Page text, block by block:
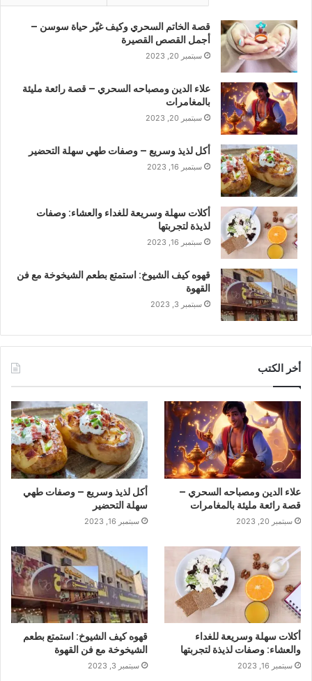
قصة الخاتم السحري وكيف غيّر حياة سوسن –
أجمل القصص القصيرة
سبتمبر 20, 2023
علاء الدين ومصباحه السحري – قصة رائعة مليئة
بالمغامرات
سبتمبر 20, 2023
أكل لذيذ وسريع – وصفات طهي سهلة التحضير
سبتمبر 16, 2023
أكلات سهلة وسريعة للغداء والعشاء: وصفات
لذيذة لتجربتها
سبتمبر 16, 2023
قهوه كيف الشيوخ: استمتع بطعم الشيخوخة مع فن
القهوة
سبتمبر 3, 2023
أخر الكتب
علاء الدين ومصباحه السحري –
قصة رائعة مليئة بالمغامرات
سبتمبر 20, 2023
أكل لذيذ وسريع – وصفات طهي
سهلة التحضير
سبتمبر 16, 2023
أكلات سهلة وسريعة للغداء
والعشاء: وصفات لذيذة لتجربتها
سبتمبر 16, 2023
قهوه كيف الشيوخ: استمتع بطعم
الشيخوخة مع فن القهوة
سبتمبر 3, 2023